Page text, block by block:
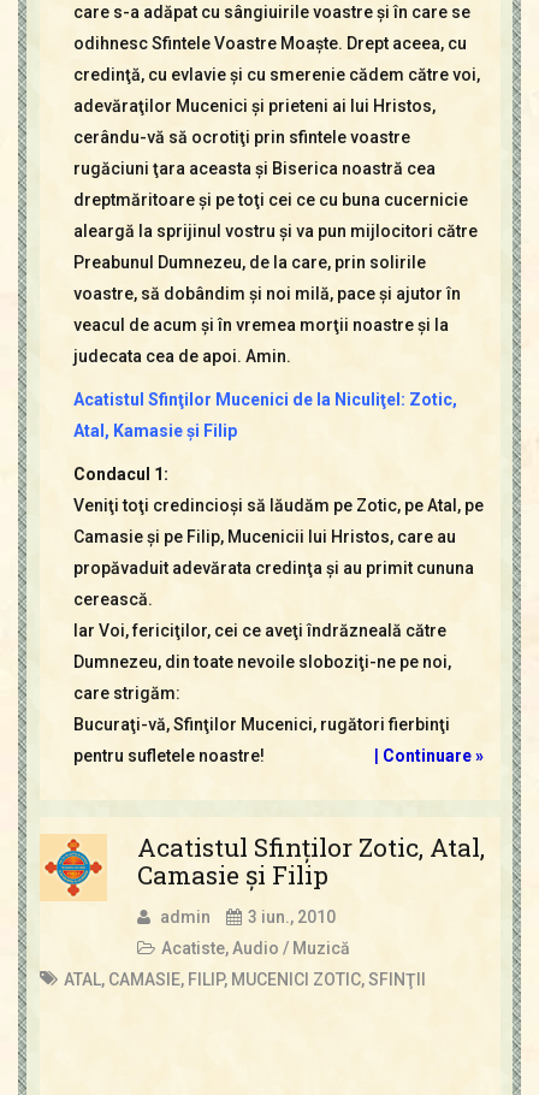
care s-a adăpat cu sângiuirile voastre şi în care se
odihnesc Sfintele Voastre Moaşte. Drept aceea, cu
credinţă, cu evlavie şi cu smerenie cădem către voi,
adevăraţilor Mucenici şi prieteni ai lui Hristos,
cerându-vă să ocrotiţi prin sfintele voastre
rugăciuni ţara aceasta şi Biserica noastră cea
dreptmăritoare şi pe toţi cei ce cu buna cucernicie
aleargă la sprijinul vostru şi va pun mijlocitori către
Preabunul Dumnezeu, de la care, prin solirile
voastre, să dobândim şi noi milă, pace şi ajutor în
veacul de acum şi în vremea morţii noastre şi la
judecata cea de apoi. Amin.
Acatistul Sfinţilor Mucenici de la Niculiţel: Zotic,
Atal, Kamasie şi Filip
Condacul 1:
Veniţi toţi credincioşi să lăudăm pe Zotic, pe Atal, pe
Camasie şi pe Filip, Mucenicii lui Hristos, care au
propăvaduit adevărata credinţa şi au primit cununa
cerească.
Iar Voi, fericiţilor, cei ce aveţi îndrăzneală către
Dumnezeu, din toate nevoile sloboziţi-ne pe noi,
care strigăm:
Bucuraţi-vă, Sfinţilor Mucenici, rugători fierbinţi
pentru sufletele noastre!
| Continuare »
Acatistul Sfinţilor Zotic, Atal,
Camasie şi Filip
admin
3 iun., 2010
Acatiste,Audio / Muzică
ATAL, CAMASIE, FILIP, MUCENICI ZOTIC,SFINŢII